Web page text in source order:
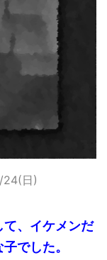
日)
、イケメンだ
でした。